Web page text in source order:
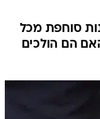
סוחפת מכל
הם הולכים